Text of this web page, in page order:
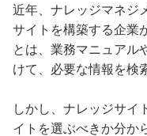
近年、ナレッジマネジ
サイトを構築する企業
とは、業務マニュアル
けて、必要な情報を検
しかし、ナレッジサイ
イトを選ぶべきか分か